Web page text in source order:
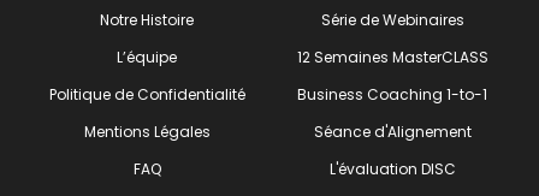
Notre Histoire
L’équipe
Politique de Confidentialité
Mentions Légales
FAQ
Série de Webinaires
12 Semaines MasterCLASS
Business Coaching 1-to-1
Séance d'Alignement
L'évaluation DISC